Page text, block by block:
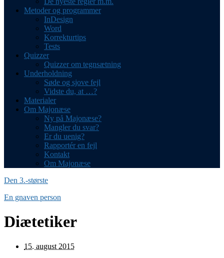
Metoder og programmer
InDesign
Word
Korrekturtips
Tests
Quizzer
Quizzer om tegnsætning
Underholdning
Søde og sjove fejl
Vidste du, at …?
Materialer
Om Majonæse
Ny på Majonæse?
Mangler du svar?
Er du uenig?
Rapportér en fejl
Kontakt
Om Majonæse
Den 3.-største
En gnaven person
Diætetiker
15. august 2015